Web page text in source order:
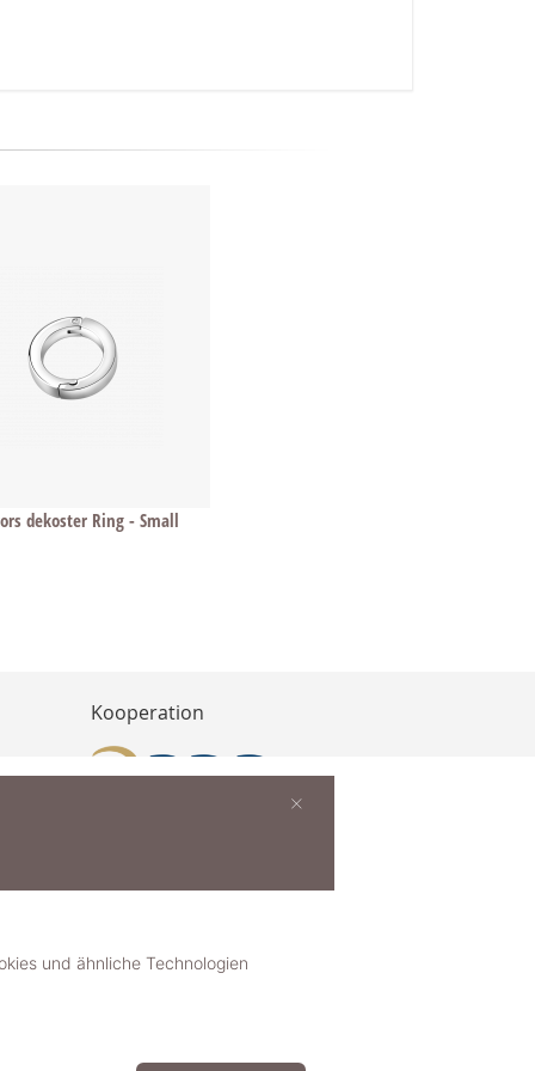
dekoster Ring - Small
Kooperation
und ähnliche Technologien
×